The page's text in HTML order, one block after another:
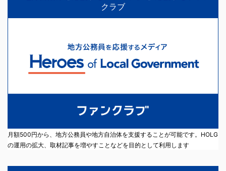
クラブ
月額500円から、地方公務員や地方自治体を支援することが可能です。HOLG
の運用の拡大、取材記事を増やすことなどを目的として利用します